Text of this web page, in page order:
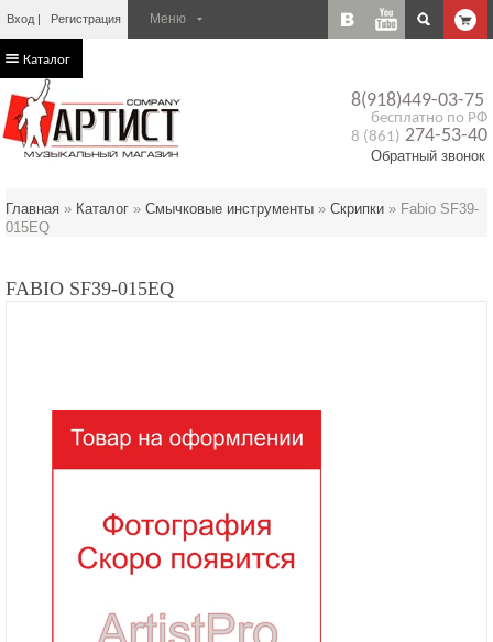
Вход Регистрация
8(918)449-03-75
бесплатно по РФ
8 (861) 274-53-40
Обратный звонок
Каталог
Главная » Каталог » Смычковые инструменты » Скрипки » Fabio SF39-
015EQ
FABIO SF39-015EQ